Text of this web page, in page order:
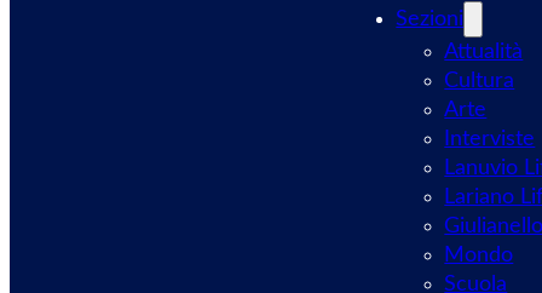
Sezioni
Attualità
Cultura
Arte
Interviste
Lanuvio
Lariano
Mondo
Scuola